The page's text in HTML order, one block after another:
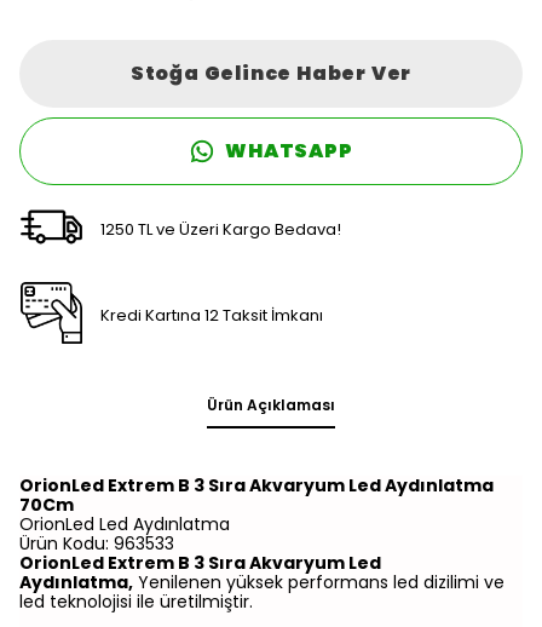
Stoğa Gelince Haber Ver
WHATSAPP
1250 TL ve Üzeri Kargo Bedava!
Kredi Kartına 12 Taksit İmkanı
Ürün Açıklaması
OrionLed Extrem B 3 Sıra Akvaryum Led Aydınlatma
70Cm
OrionLed Led Aydınlatma
Ürün Kodu: 963533
OrionLed Extrem B 3 Sıra Akvaryum Led
Aydınlatma, Yenilenen yüksek performans led dizilimi ve
led teknolojisi ile üretilmiştir.